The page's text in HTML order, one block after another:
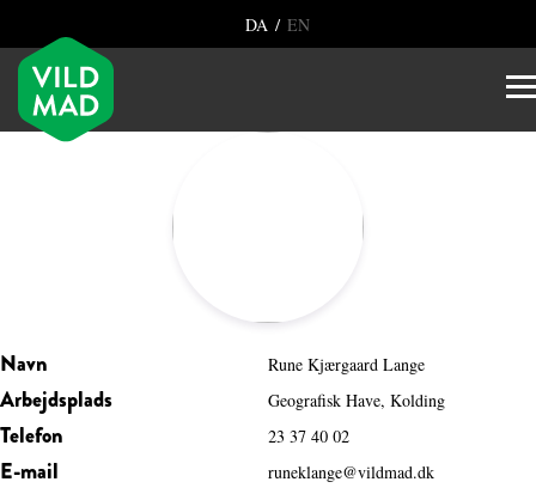
DA / EN
Navn Rune Kjærgaard Lange
Arbejdsplads Geografisk Have, Kolding
Telefon 23 37 40 02
E-mail runeklange@vildmad.dk